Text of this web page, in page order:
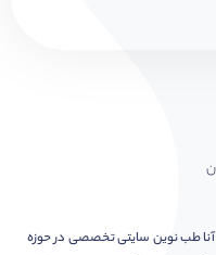
آنا طب نوین سایتی تخصصی در حوزه